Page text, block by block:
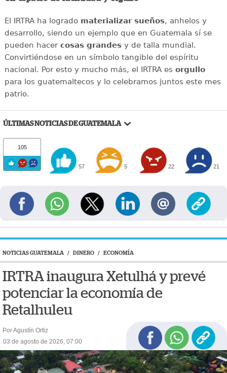
El IRTRA ha logrado materializar sueños, anhelos y
desarrollo, siendo un ejemplo que en Guatemala sí se
pueden hacer cosas grandesy de talla mundial.
Convirtiéndose en un símbolo tangible del espíritu
nacional. Por esto y mucho más, el IRTRA es orgullo
para los guatemaltecos y lo celebramos juntos este mes
patrio.
ÚLTIMAS NOTICIAS DE GUATEMALA
105
57 5 22 21
NOTICIAS GUATEMALA / DINERO / ECONOMÍA
IRTRA inaugura Xetulhá y prevé
potenciar la economía de
Retalhuleu
Por Agustín Ortiz
03 de agosto de 2026, 07:00